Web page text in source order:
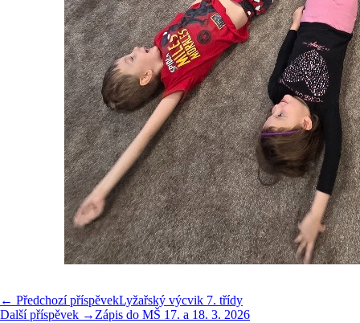
← Předchozí příspěvekLyžařský výcvik 7. třídy
Další příspěvek → Zápis do MŠ 17. a 18. 3. 2026